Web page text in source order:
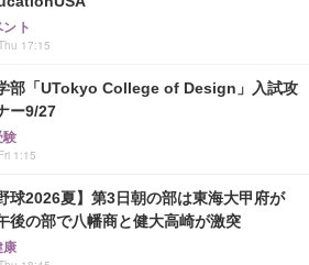
ト
17:15
部「UTokyo College of Design」入試攻
ー9/27
験
1:15
球2026夏】第3日朝の部は東海大甲府が
後の部で八幡商と健大高崎が激突
康